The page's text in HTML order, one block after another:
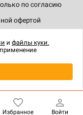
по согласию
офертой
Избранное Войти
и файлы куки.